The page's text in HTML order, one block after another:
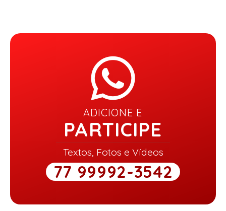
ADICIONE E
PARTICIPE
Textos, Fotos e Vídeos
77 99992-3542